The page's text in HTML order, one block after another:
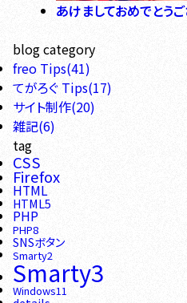
あけましておめでとう
blog category
freo Tips(41)
てがろぐ Tips(17)
サイト制作(20)
雑記(6)
tag
CSS
Firefox
HTML
HTML5
PHP
PHP8
SNSボタン
Smarty2
Smarty3
Windows11